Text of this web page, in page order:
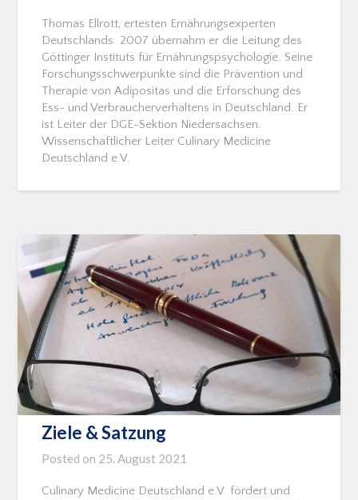
Thomas Ellrott, ertesten Ernährungsexperten
Deutschlands. 2007 übernahm er die Leitung des
Göttinger Instituts für Ernährungspsychologie. Seine
Forschungsschwerpunkte sind die Prävention und
Therapie von Adipositas und die Erforschung des
Ess- und Verbraucherverhaltens in Deutschland. Er
ist Leiter der DGE-Sektion Niedersachsen.
Wissenschaftlicher Leiter Culinary Medicine
Deutschland e.V.
Ziele & Satzung
Posted on 25. August 2021
Culinary Medicine Deutschland e.V. fördert und